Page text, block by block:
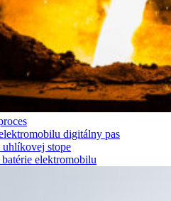
elektromobilu